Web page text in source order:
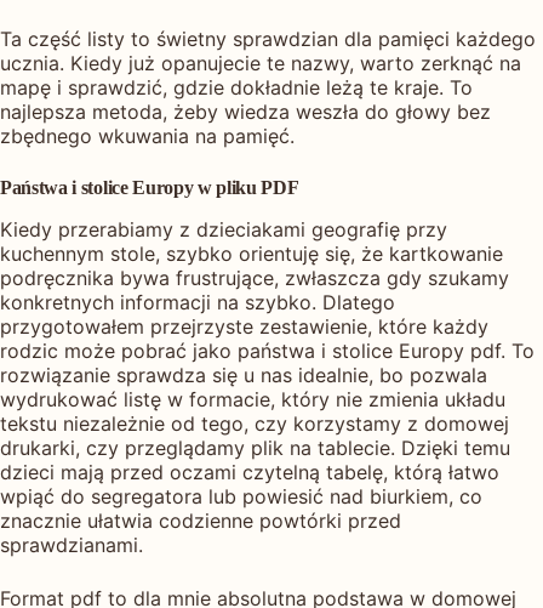
Ta część listy to świetny sprawdzian dla pamięci każdego
ucznia. Kiedy już opanujecie te nazwy, warto zerknąć na
mapę i sprawdzić, gdzie dokładnie leżą te kraje. To
najlepsza metoda, żeby wiedza weszła do głowy bez
zbędnego wkuwania na pamięć.
Państwa i stolice Europy w pliku PDF
Kiedy przerabiamy z dzieciakami geografię przy
kuchennym stole, szybko orientuję się, że kartkowanie
podręcznika bywa frustrujące, zwłaszcza gdy szukamy
konkretnych informacji na szybko. Dlatego
przygotowałem przejrzyste zestawienie, które każdy
rodzic może pobrać jako państwa i stolice Europy pdf. To
rozwiązanie sprawdza się u nas idealnie, bo pozwala
wydrukować listę w formacie, który nie zmienia układu
tekstu niezależnie od tego, czy korzystamy z domowej
drukarki, czy przeglądamy plik na tablecie. Dzięki temu
dzieci mają przed oczami czytelną tabelę, którą łatwo
wpiąć do segregatora lub powiesić nad biurkiem, co
znacznie ułatwia codzienne powtórki przed
sprawdzianami.
Format pdf to dla mnie absolutna podstawa w domowej